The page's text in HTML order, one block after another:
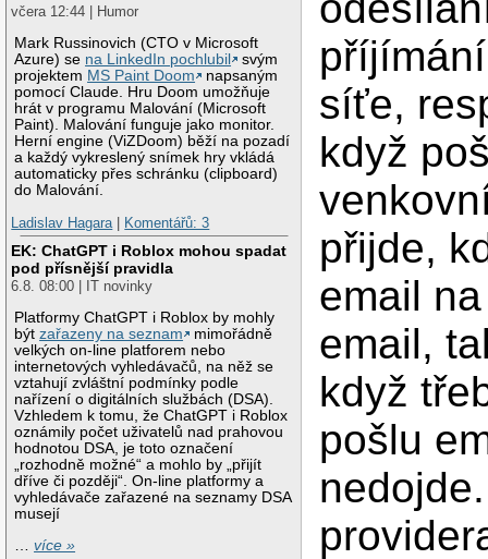
včera 12:44 | Humor
Mark Russinovich (CTO v Microsoft
Azure) se na LinkedIn pochlubil
svým
projektem MS Paint Doom
napsaným
pomocí Claude. Hru Doom umožňuje
hrát v programu Malování (Microsoft
Paint). Malování funguje jako monitor.
Herní engine (ViZDoom) běží na pozadí
a každý vykreslený snímek hry vkládá
automaticky přes schránku (clipboard)
do Malování.
Ladislav Hagara
Komentářů: 3
EK: ChatGPT i Roblox mohou spadat
pod přísnější pravidla
6.8. 08:00 | IT novinky
Platformy ChatGPT i Roblox by mohly
býtzařazeny na seznam
mimořádně
velkých on-line platforem nebo
internetových vyhledávačů, na něž se
vztahují zvláštní podmínky podle
nařízení o digitálních službách (DSA).
Vzhledem k tomu, že ChatGPT i Roblox
oznámily počet uživatelů nad prahovou
hodnotou DSA, je toto označení
„rozhodně možné“ a mohlo by „přijít
dříve či později“. On-line platformy a
vyhledávače zařazené na seznamy DSA
musejí
…více »
síťe,
když
přijde,
email
email,
když
pošlu